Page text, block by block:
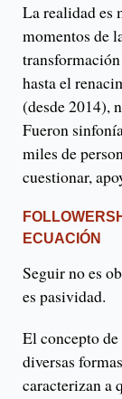
La realidad es
momentos de
hasta el
(desde 2014),
Fueron
miles de
cuestionar,
ECUACIÓN
Seguir no es
es pasividad.
El concepto
diversas
caracterizan a